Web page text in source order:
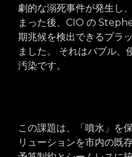
劇的な溺死事件が発生し
まった後、CIO の
期兆候を検出できるプラ
ました。 それはバブル、
汚染です。
この課題は、「噴水」を
リューションを市内の既